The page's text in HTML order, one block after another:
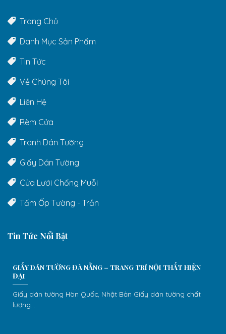
Trang Chủ
Danh Mục Sản Phẩm
Tin Tức
Về Chúng Tôi
Liên Hệ
Rèm Cửa
Tranh Dán Tường
Giấy Dán Tường
Cửa Lưới Chống Muỗi
Tấm Ốp Tường - Trần
Tin Tức Nổi Bật
GIẤY DÁN TƯỜNG ĐÀ NẴNG – TRANG TRÍ NỘI THẤT HIỆN
ĐẠI
Giấy dán tường Hàn Quốc, Nhật Bản Giấy dán tường chất
lượng...